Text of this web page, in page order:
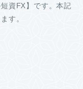
資FX】です。本記
す。